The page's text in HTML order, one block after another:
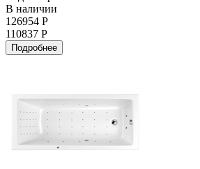
В наличии
126954 Р
110837 Р
Подробнее